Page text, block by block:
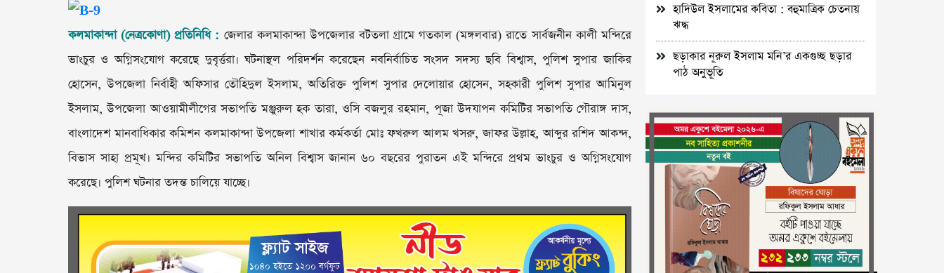
কলমাকান্দা (নেত্রকোণা) প্রতিনিধি : জেলার কলমাকান্দা উপজেলার বটতলা গ্রামে গতকাল (মঙ্গলবার) রাতে সার্বজনীন কালী মন্দিরে
ভাংচুর ও অগ্নিসংযোগ করেছে দুবৃর্ত্তরা। ঘটনাস্থল পরিদর্শন করেছেন নবনির্বাচিত সংসদ সদস্য ছবি বিশ্বাস, পুলিশ সুপার জাকির
হোসেন, উপজেলা নির্বাহী অফিসার তৌহিদুল ইসলাম, অতিরিক্ত পুলিশ সুপার দেলোয়ার হোসেন, সহকারী পুলিশ সুপার আমিনুল
ইসলাম, উপজেলা আওয়ামীলীগের সভাপতি মঞ্জুরুল হক তারা, ওসি বজলুর রহমান, পূজা উদযাপন কমিটির সভাপতি গৌরাঙ্গ দাস,
বাংলাদেশ মানবাধিকার কমিশন কলমাকান্দা উপজেলা শাখার কর্মকর্তা মোঃ ফখরুল আলম খসরু, জাফর উল্লাহ, আব্দুর রশিদ আকন্দ,
বিভাস সাহা প্রমূখ। মন্দির কমিটির সভাপতি অনিল বিশ্বাস জানান ৬০ বছরের পুরাতন এই মন্দিরে প্রথম ভাংচুর ও অগ্নিসংযোগ
করেছে। পুলিশ ঘটনার তদন্ত চালিয়ে যাচ্ছে।
হাদিউল ইসলামের কবিতা : বহুমাত্রিক চেতনায়
ঋদ্ধ
ছড়াকার নূরুল ইসলাম মনি’র একগুচ্ছ ছড়ার
পাঠ অনুভূতি